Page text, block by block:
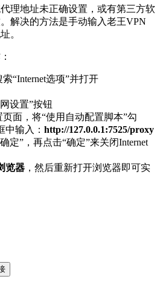
理地址未正确设置，或有第三方软
解决的方法是手动输入老王VPN
。
“Internet选项”并打开
设置”按钮
面，将“使用自动配置脚本”勾
中输入： http://127.0.0.1:7525/proxy
定”，再点击“确定”来关闭Internet
览器 ，然后重新打开浏览器即可实